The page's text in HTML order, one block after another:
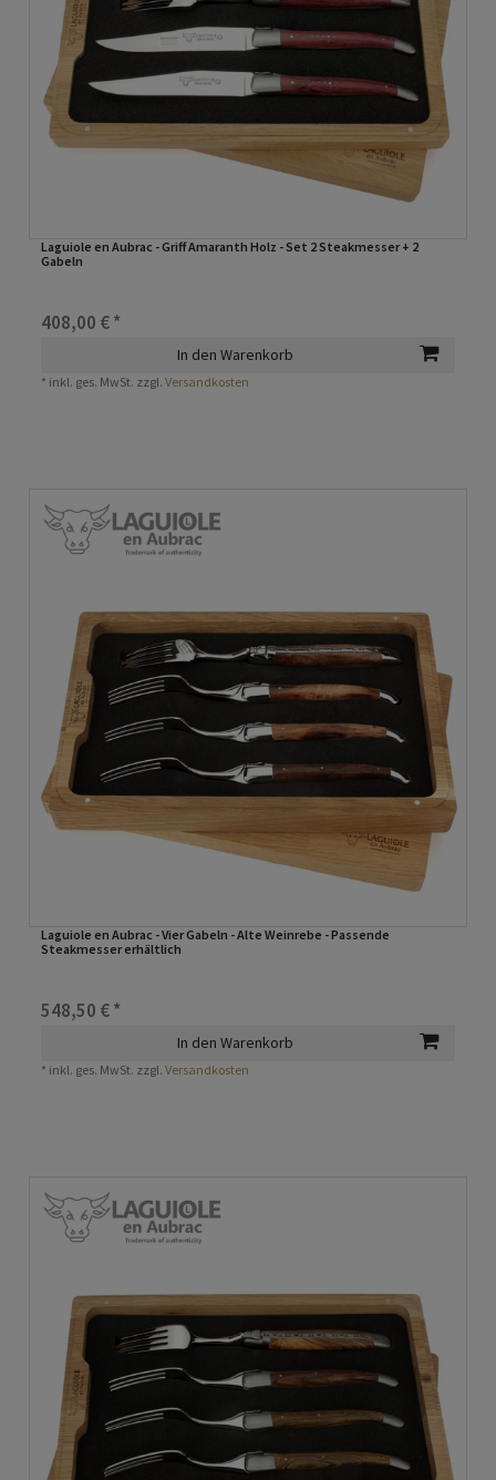
Laguiole en Aubrac - Griff Amaranth Holz - Set 2 Steakmesser + 2
Gabeln
408,00 € *
In den Warenkorb
* inkl. ges. MwSt. zzgl.Versandkosten
Laguiole en Aubrac - Vier Gabeln - Alte Weinrebe - Passende
Steakmesser erhältlich
548,50 € *
In den Warenkorb
* inkl. ges. MwSt. zzgl.Versandkosten